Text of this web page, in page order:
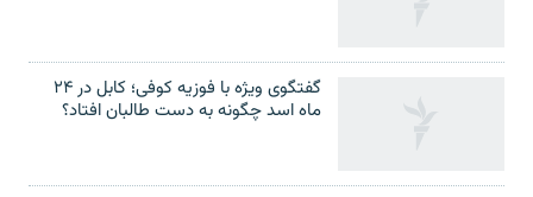
گفتگوی ویژه با فوزیه کوفی؛ کابل در ۲۴
ماه اسد چگونه به دست طالبان افتاد؟